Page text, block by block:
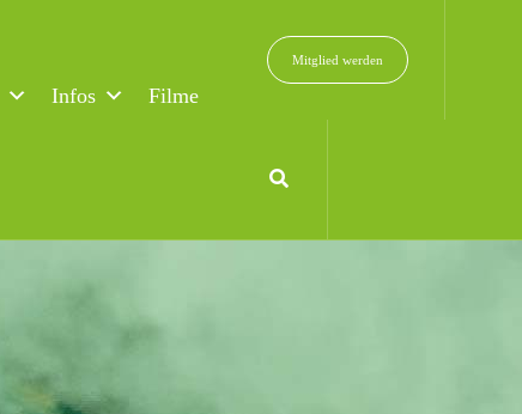
Infos
Filme
Mitglied werden